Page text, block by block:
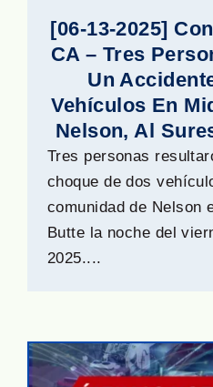
[06-13-2025]
CA – Tres
Un
Vehículos En
Nelson, Al
Tres personas
choque de dos
comunidad de Nelson
Butte la noche del
2025....